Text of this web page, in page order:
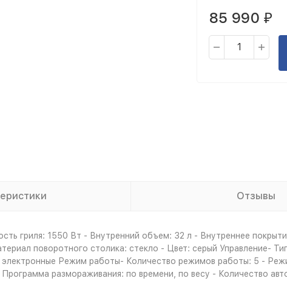
85 990 ₽
Отзывы
гриля: 1550 Вт - Внутренний объем: 32 л - Внутреннее
поворотного столика: стекло - Цвет: серый Управление-
Режим работы- Количество режимов работы: 5 -
размораживания: по времени, по весу - Количество